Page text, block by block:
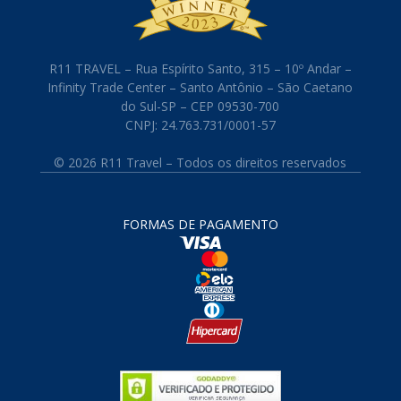
R11 TRAVEL – Rua Espírito Santo, 315 – 10º Andar –
Infinity Trade Center – Santo Antônio – São Caetano
do Sul-SP – CEP 09530-700
CNPJ: 24.763.731/0001-57
© 2026 R11 Travel – Todos os direitos reservados
FORMAS DE PAGAMENTO